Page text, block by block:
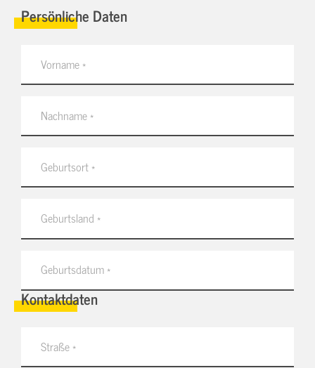
Persönliche Daten
Kontaktdaten